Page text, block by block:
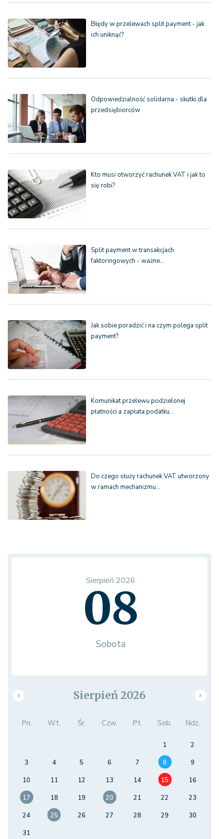
Błędy w przelewach split payment - jak
ich uniknąć?
Odpowiedzialność solidarna - skutki dla
przedsiębiorców
Kto musi otworzyć rachunek VAT i jak to
się robi?
Split payment w transakcjach
faktoringowych - ważne…
Jak sobie poradzić i na czym polega split
payment?
Komunikat przelewu podzielonej
płatności a zapłata podatku…
Do czego służy rachunek VAT utworzony
w ramach mechanizmu…
Sierpień 2026
08
Sobota
Sierpień 2026
Pn. Wt. Śr. Czw. Pt. Sob. Ndz.
1
2
3
4 5 6 7 8
9
10
11 12 13 14 15
16
17
18 19 20 21 22
23
24
25 26 27 28 29
30
31